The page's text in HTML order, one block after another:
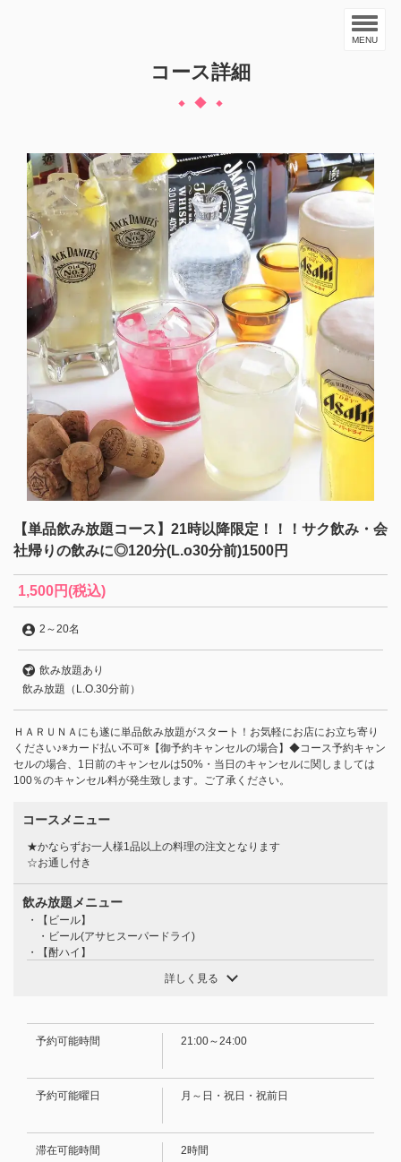
MENU
コース詳細
【単品飲み放題コース】21時以降限定！！！サク飲み・会
社帰りの飲みに◎120分(L.o30分前)1500円
1,500円(税込)
2 ～20名
飲み放題あり
飲み放題（L.O.30分前）
ＨＡＲＵＮＡにも遂に単品飲み放題がスタート！お気軽にお店にお立ち寄り
ください♪※カード払い不可※【御予約キャンセルの場合】◆コース予約キャン
セルの場合、1日前のキャンセルは50%・当日のキャンセルに関しましては
100％のキャンセル料が発生致します。ご了承ください。
コースメニュー
★かならずお一人様1品以上の料理の注文となります
☆お通し付き
飲み放題メニュー
・【ビール】
・ビール(アサヒスーパードライ)
・【酎ハイ】
・グラス：(赤・白）
・【果実酒】
ジンジャー割り・水割り・お湯割り)
・【カクテル】
ル・グレイハウンド・ジントニック・カンパリオレンジ・ファジーネー
ブル・ピーチウーロン等
詳しく見る
予約可能時間 21:00～24:00
予約可能曜日 月～日・祝日・祝前日
滞在可能時間 2時間
社帰りの飲みに◎120分(L.o30分前)1500円 | HARUNA 食
べ飲み放題
https://0899138867.owst.jp/courses/14214101
お店情報をコピー